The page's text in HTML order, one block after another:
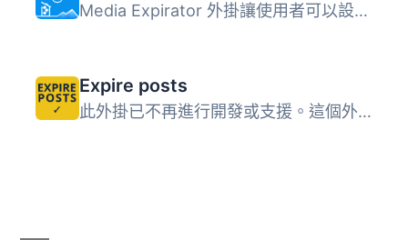
Media Expirator 外掛讓使用者可以設定媒體庫項目的過期日期...
Expire posts
此外掛已不再進行開發或支援。這個外掛僅作為一個過去曾經運...